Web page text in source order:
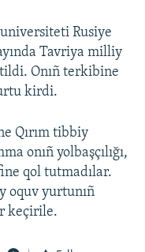
universiteti Rusiye
Tavriya milliy
Onıñ terkibine
kirdi.
Qırım tibbiy
onıñ yolbaşçılığı,
qol tutmadılar.
oquv yurtunıñ
keçirile.